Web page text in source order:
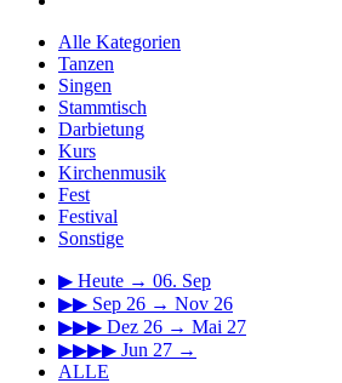
Alle Kategorien
Tanzen
Singen
Stammtisch
Darbietung
Kurs
Kirchenmusik
Fest
Festival
Sonstige
▶ Heute → 06. Sep
▶▶ Sep 26 → Nov 26
▶▶▶ Dez 26 → Mai 27
▶▶▶▶ Jun 27 →
ALLE